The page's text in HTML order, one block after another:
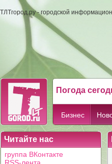
ТЛТгород.ру - городской
Погода
Бизнес
Читайте нас
группа ВКонтакте